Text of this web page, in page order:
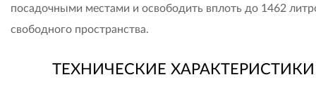
посадочными местами и освободить вплоть до 1462
свободного пространства.
ТЕХНИЧЕСКИЕ ХАРАКТЕРИСТИКИ